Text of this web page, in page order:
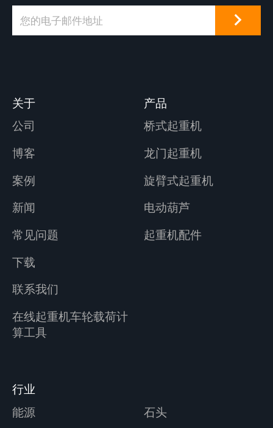
关于
公司
博客
案例
新闻
常见问题
下载
联系我们
在线起重机车轮载荷计
算工具
产品
桥式起重机
龙门起重机
旋臂式起重机
电动葫芦
起重机配件
行业
能源
石头